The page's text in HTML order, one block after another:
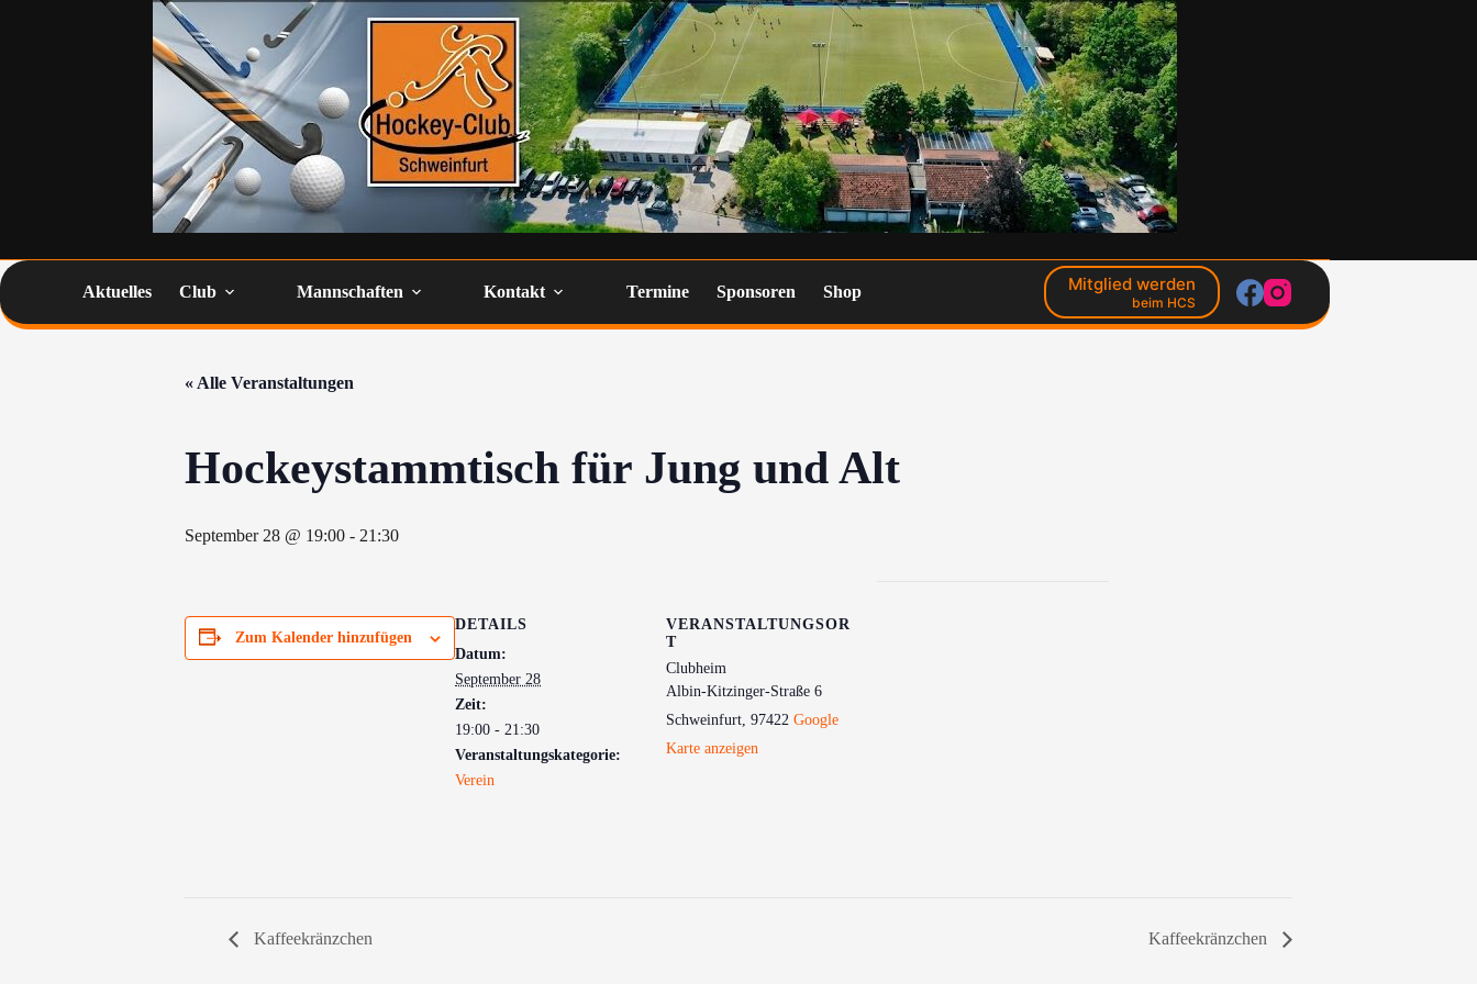
Aktuelles Club Mannschaften Kontakt Termine Sponsoren Shop Mitglied werden
beim HCS
« Alle Veranstaltungen
Hockeystammtisch für Jung und Alt
September 28 @ 19:00 - 21:30
Zum Kalender hinzufügen
DETAILS
Datum:
September 28
Zeit:
19:00 - 21:30
Veranstaltungskategorie:
Verein
VERANSTALTUNGSOR
T
Clubheim
Albin-Kitzinger-Straße 6
Schweinfurt, 97422 Google
Karte anzeigen
Kaffeekränzchen Kaffeekränzchen